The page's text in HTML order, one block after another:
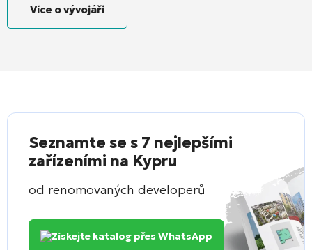
Více o vývojáři
Seznamte se s 7 nejlepšími
zařízeními na Kypru
od renomovaných developerů
Získejte katalog přes WhatsApp